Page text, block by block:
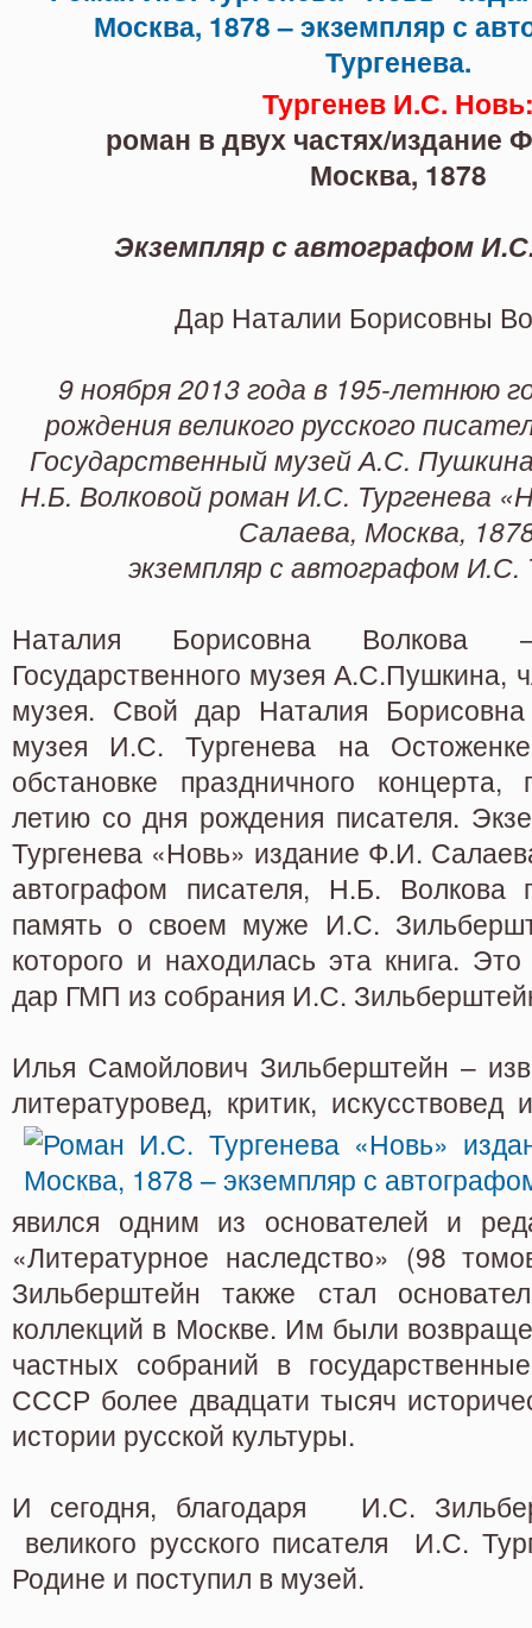
Салаева, Москва, 1878 –
Тургенев И.С.
роман в двух частях/издание
Москва, 1878
Экземпляр с автографом
Дар Наталии Борисовны
9 ноября 2013 года в 195-летнюю
рождения великого русского
Государственный музей А.С.
Н.Б. Волковой роман И.С. Тургенева
Салаева, Москва,
экземпляр с автографом И.С.
Наталия Борисовна
Государственного музея А.С.Пушкина,
музея. Свой дар Наталия
музея И.С. Тургенева на
обстановке праздничного концерта,
летию со дня рождения писателя.
Тургенева «Новь» издание Ф.И.
автографом писателя, Н.Б. Волкова
память о своем муже И.С.
которого и находилась эта книга.
дар ГМП из собрания И.С.
Илья Самойлович Зильберштейн –
литературовед, критик, искусствовед
явился одним из основателей и
«Литературное наследство» (98
Зильберштейн также стал
коллекций в Москве. Им были
частных собраний в
СССР более двадцати тысяч
истории русской культуры.
И сегодня, благодаря И.С.
великого русского писателя И.С.
Родине и поступил в музей.